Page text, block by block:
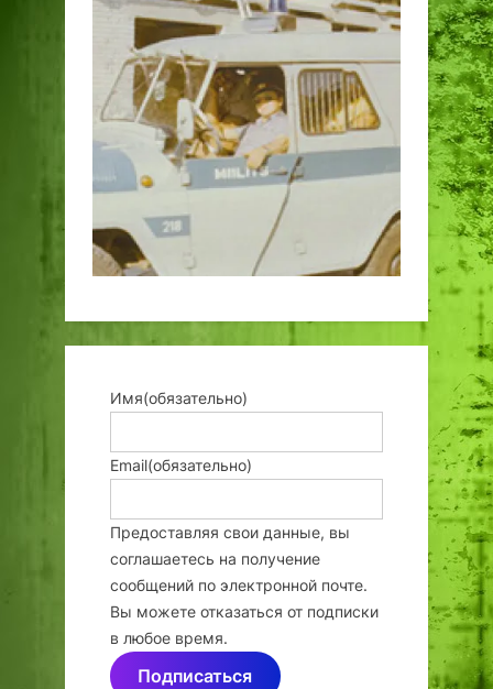
Имя(обязательно)
Email(обязательно)
Предоставляя свои данные, вы
соглашаетесь на получение
сообщений по электронной почте.
Вы можете отказаться от подписки
в любое время.
Подписаться